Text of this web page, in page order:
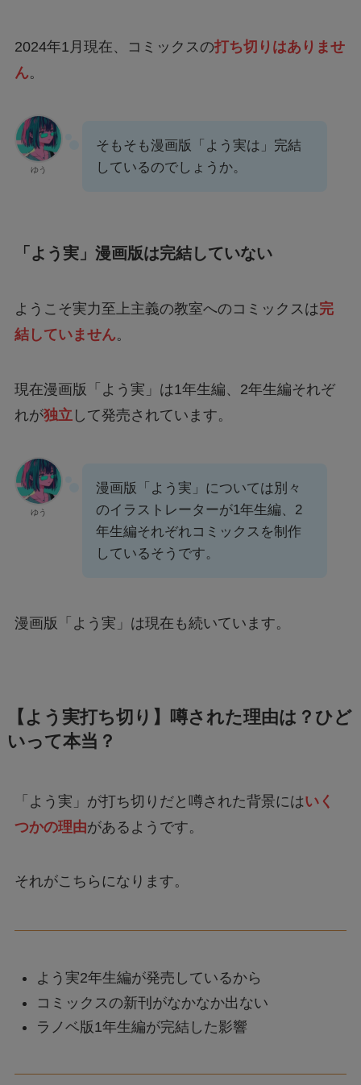
2024年1月現在、コミックスの打ち切りはありませ
ん。
ゆう
そもそも漫画版「よう実は」完結
しているのでしょうか。
「よう実」漫画版は完結していない
ようこそ実力至上主義の教室へのコミックスは完
結していません。
現在漫画版「よう実」は1年生編、2年生編それぞ
れが独立 して発売されています。
ゆう
漫画版「よう実」については別々
のイラストレーターが1年生編、2
年生編それぞれコミックスを制作
しているそうです。
漫画版「よう実」は現在も続いています。
【よう実打ち切り】噂された理由は？ひど
いって本当？
「よう実」が打ち切りだと噂された背景にはいく
つかの理由があるようです。
それがこちらになります。
よう実2年生編が発売しているから
コミックスの新刊がなかなか出ない
ラノベ版1年生編が完結した影響